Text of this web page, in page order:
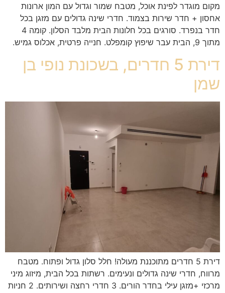
מקום מוגדר לפינת אוכל, מטבח שמור וגדול עם המון ארונות
אחסון + חדר שירות בצמוד. חדרי שינה גדולים עם מזגן בכל
חדר בנפרד. סורגים בכל חלונות הבית מלבד הסלון. קומה 4
מתוך 9, הבית עבר שיפוץ קומפלט. חנייה פרטית, אכלוס גמיש.
דירת 5 חדרים, בשכונת נופי בן
שמן
דירת 5 חדרים מתוכננת מעולה! חלל סלון גדול ופתוח. מטבח
מרווח, חדרי שינה גדולים ונעימים. רשתות בכל הבית, מיזוג מיני
מרכזי +מזגן עילי בחדר הורים. 3 חדרי רחצה ושירותים. 2 חניות